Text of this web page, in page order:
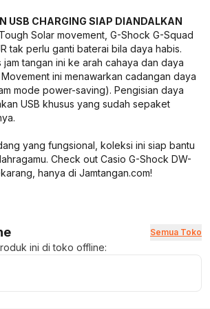
USB CHARGING SIAP DIANDALKAN
Solar movement, G-Shock G-Squad
tak perlu ganti baterai bila daya habis.
tangan ini ke arah cahaya dan daya
ini menawarkan cadangan daya
mode power-saving). Pengisian daya
USB khusus yang sudah sepaket
yang fungsional, koleksi ini siap bantu
Check out Casio G-Shock DW-
hanya di Jamtangan.com!
Semua Toko
ini di toko offline: